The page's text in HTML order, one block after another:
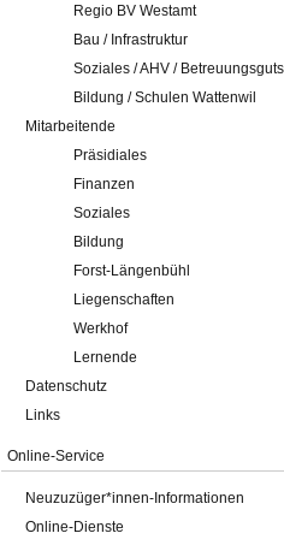
Regio BV Westamt
Bau / Infrastruktur
Soziales / AHV /
Bildung / Schulen Wattenwil
Mitarbeitende
Präsidiales
Finanzen
Soziales
Bildung
Forst-Längenbühl
Liegenschaften
Werkhof
Lernende
Datenschutz
Links
Online-Service
Neuzuzüger*innen-Informationen
Online-Dienste